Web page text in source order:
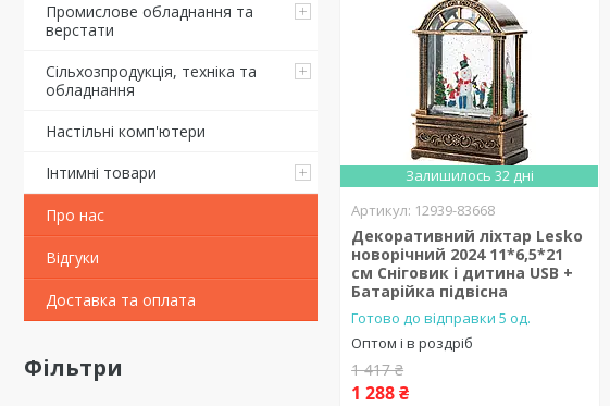
Промислове обладнання та
верстати
Сільхозпродукція, техніка та
обладнання
Настільні комп'ютери
Інтимні товари
Про нас
Відгуки
Доставка та оплата
Фільтри
Залишилось 32 дні
12939-83668
Декоративний ліхтар Lesko
новорічний 2024 11*6,5*21
см Сніговик і дитина USB +
Батарійка підвісна
Готово до відправки 5 од.
Оптом і в роздріб
1 417 ₴
1 288 ₴